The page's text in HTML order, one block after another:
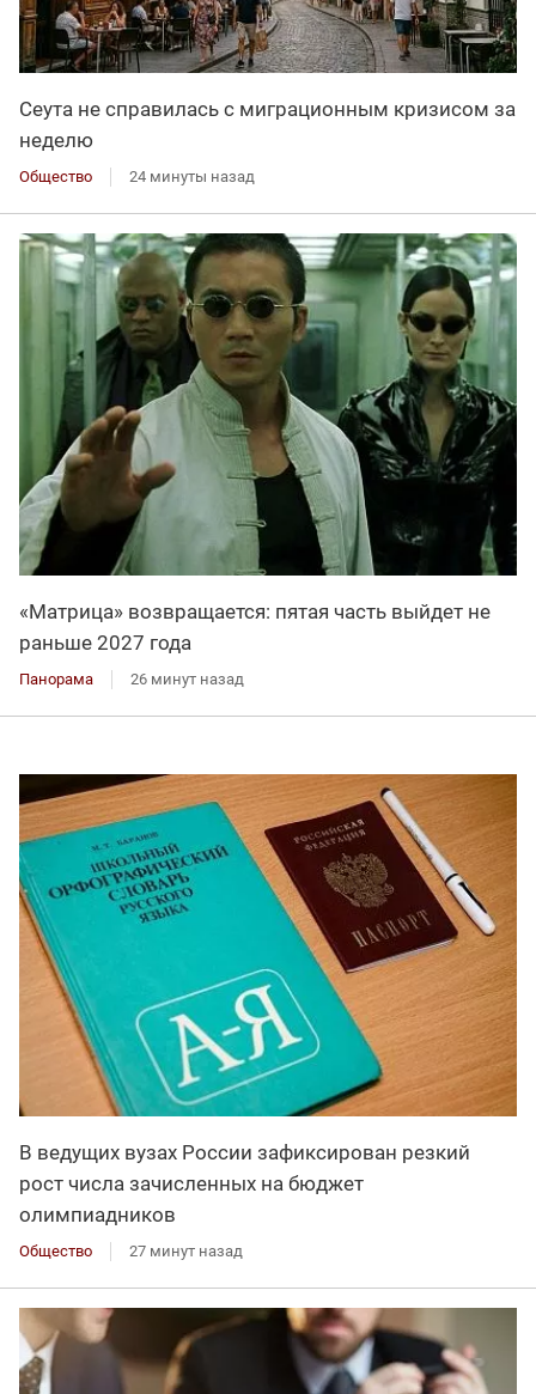
Сеута не справилась с миграционным кризисом за
неделю
Общество 24 минуты назад
«Матрица» возвращается: пятая часть выйдет не
раньше 2027 года
Панорама 26 минут назад
В ведущих вузах России зафиксирован резкий
рост числа зачисленных на бюджет
олимпиадников
Общество 27 минут назад